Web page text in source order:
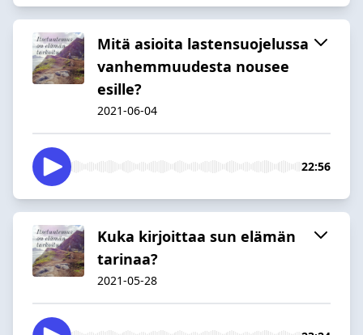
Mitä asioita lastensuojelussa
vanhemmuudesta nousee
esille?
2021-06-04
22:56
Kuka kirjoittaa sun elämän
tarinaa?
2021-05-28